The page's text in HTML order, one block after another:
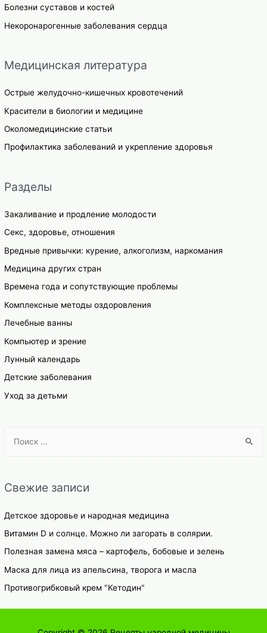
Болезни суставов и костей
Некоронарогенные заболевания сердца
Медицинская литература
Острые желудочно-кишечных кровотечений
Красители в биологии и медицине
Околомедицинские статьи
Профилактика заболеваний и укрепление здоровья
Разделы
Закаливание и продление молодости
Секс, здоровье, отношения
Вредные привычки: курение, алкоголизм, наркомания
Медицина других стран
Времена года и сопутствующие проблемы
Комплексные методы оздоровления
Лечебные ванны
Компьютер и зрение
Лунный календарь
Детские заболевания
Уход за детьми
r
h
f
o
Свежие записи
Детское здоровье и народная медицина
Витамин D и солнце. Можно ли загорать в солярии.
Полезная замена мяса – картофель, бобовые и зелень
Маска для лица из апельсина, творога и масла
Противогрибковый крем "Кетодин"